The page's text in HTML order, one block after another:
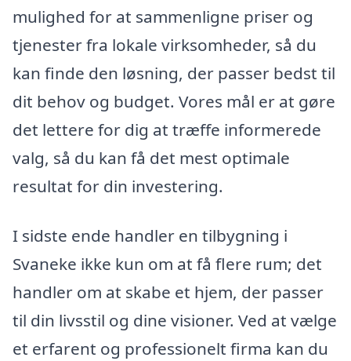
mulighed for at sammenligne priser og
tjenester fra lokale virksomheder, så du
kan finde den løsning, der passer bedst til
dit behov og budget. Vores mål er at gøre
det lettere for dig at træffe informerede
valg, så du kan få det mest optimale
resultat for din investering.
I sidste ende handler en tilbygning i
Svaneke ikke kun om at få flere rum; det
handler om at skabe et hjem, der passer
til din livsstil og dine visioner. Ved at vælge
et erfarent og professionelt firma kan du